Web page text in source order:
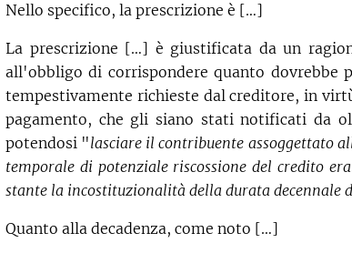
Nello specifico, la prescrizione è […]
La prescrizione […] è giustificata da un
all'obbligo di corrispondere quanto dovrebbe
tempestivamente richieste dal creditore, in
pagamento, che gli siano stati notificati da
potendosi "lasciare il contribuente assoggettato
temporale di potenziale riscossione del credito
stante la incostituzionalità della durata decennale
Quanto alla decadenza, come noto […]